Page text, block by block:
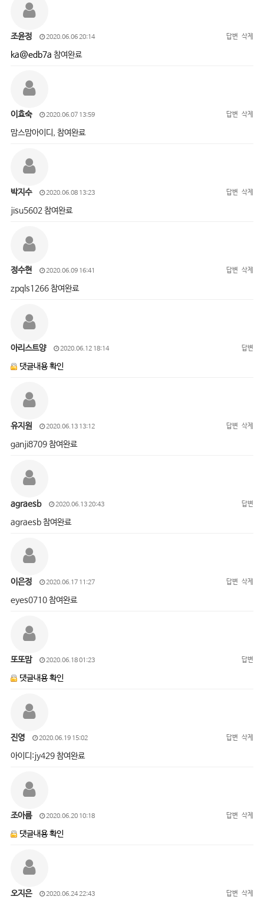
조윤정 2020.06.06 20:14 답변 삭제
ka@edb7a 참여완료
이효숙 2020.06.07 13:59 답변 삭제
맘스맘아이디, 참여완료
박지수 2020.06.08 13:23 답변 삭제
jisu5602 참여완료
정수현 2020.06.09 16:41 답변 삭제
zpqls1266 참여완료
아리스트양 2020.06.12 18:14 답변
댓글내용 확인
유지원 2020.06.13 13:12 답변 삭제
ganji8709 참여완료
agraesb 2020.06.13 20:43 답변
agraesb 참여완료
이은정 2020.06.17 11:27 답변 삭제
eyes0710 참여완료
또또맘 2020.06.18 01:23 답변
댓글내용 확인
진영 2020.06.19 15:02 답변 삭제
아이디:jy429 참여완료
조아름 2020.06.20 10:18 답변 삭제
댓글내용 확인
오지은 2020.06.24 22:43 답변 삭제